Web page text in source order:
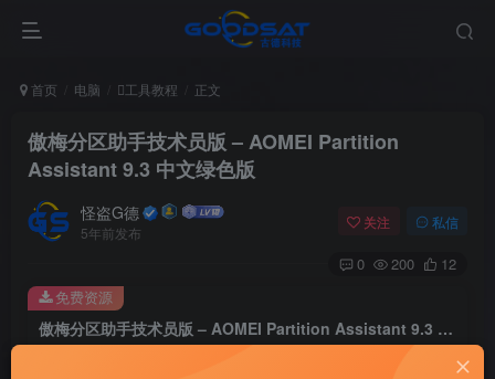
首页 电脑 工具教程 正文
傲梅分区助手技术员版 – AOMEI Partition
Assistant 9.3 中文绿色版
怪盗G德
5年前发布
关注 私信
0 200 12
傲梅分区助手技术员版 – AOMEI Partition Assistant 9.3 中文绿色版
免费资源